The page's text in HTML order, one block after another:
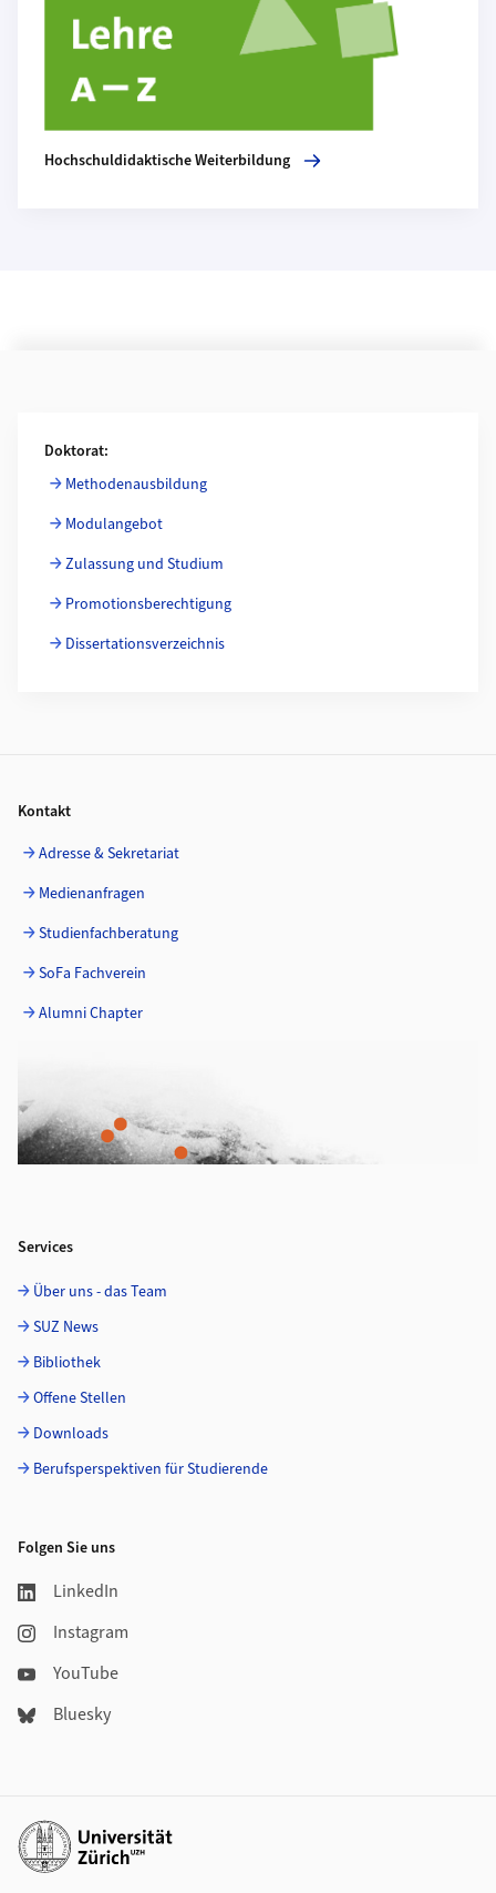
Hochschuldidaktische Weiterbildung
Doktorat:
Methodenausbildung
Modulangebot
Zulassung und Studium
Promotionsberechtigung
Dissertationsverzeichnis
Kontakt
Adresse & Sekretariat
Medienanfragen
Studienfachberatung
SoFa Fachverein
Alumni Chapter
Services
Über uns - das Team
SUZ News
Bibliothek
Offene Stellen
Downloads
Berufsperspektiven für Studierende
Folgen Sie uns
LinkedIn
Instagram
YouTube
Bluesky
Weiterführende Links